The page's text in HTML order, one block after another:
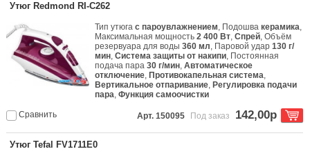
Утюг Redmond RI-C262
Тип утюгас пароувлажнением, Подошвакерамика,
Максимальная мощность2 400 Вт,Спрей, Объём
резервуара для воды360 мл, Паровой удар130 г/
мин,Система защиты от накипи, Постоянная
подача пара30 г/мин,Автоматическое
отключение, Противокапельная система,
Вертикальное отпаривание, Регулировка подачи
пара,Функция самоочистки
Сравнить Арт. 150095 Под заказ 142,00р
Утюг Tefal FV1711E0